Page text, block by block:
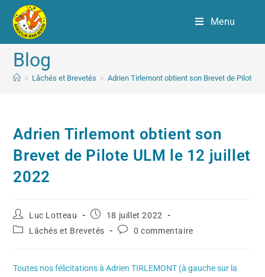
Menu
Blog
> Lâchés et Brevetés > Adrien Tirlemont obtient son Brevet de Pilote
Adrien Tirlemont obtient son
Brevet de Pilote ULM le 12 juillet
2022
Luc Lotteau
18 juillet 2022
Lâchés et Brevetés
0 commentaire
Toutes nos félicitations à Adrien TIRLEMONT (à gauche sur la